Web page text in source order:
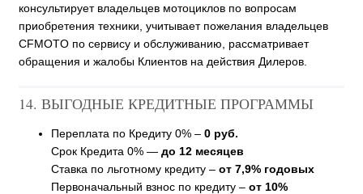
консультирует владельцев мотоциклов по вопросам
приобретения техники, учитывает пожелания владельцев
CFMOTO по сервису и обслуживанию, рассматривает
обращения и жалобы Клиентов на действия Дилеров.
14. ВЫГОДНЫЕ КРЕДИТНЫЕ ПРОГРАММЫ
Переплата по Кредиту 0% – 0 руб.
Срок Кредита 0% — до 12 месяцев
Ставка по льготному кредиту – от 7,9% годовых
Первоначальный взнос по кредиту – от 10%